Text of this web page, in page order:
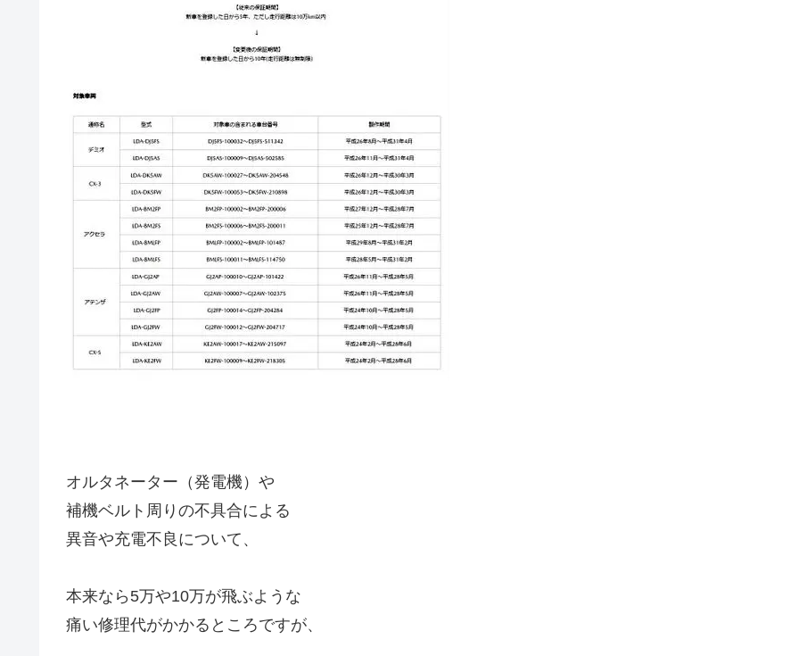
オルタネーター（発電機）や
補機ベルト周りの不具合による
異音や充電不良について、
本来なら5万や10万が飛ぶような
痛い修理代がかかるところですが、